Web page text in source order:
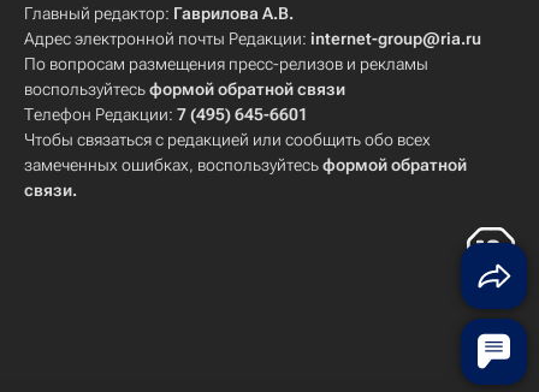
Главный редактор: Гаврилова А.В.
Адрес электронной почты Редакции: internet-group@ria.ru
По вопросам размещения пресс-релизов и рекламы
воспользуйтесьформой обратной связи
Телефон Редакции: 7 (495) 645-6601
Чтобы связаться с редакцией или сообщить обо всех
замеченных ошибках, воспользуйтесьформой обратной
связи.